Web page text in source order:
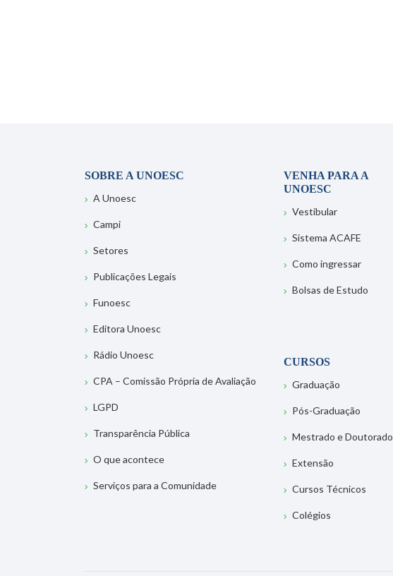
SOBRE A UNOESC
A Unoesc
Campi
Setores
Publicações Legais
Funoesc
Editora Unoesc
Rádio Unoesc
CPA – Comissão Própria de Avaliação
LGPD
Transparência Pública
O que acontece
Serviços para a Comunidade
VENHA PARA A
UNOESC
Vestibular
Sistema ACAFE
Como ingressar
Bolsas de Estudo
CURSOS
Graduação
Pós-Graduação
Mestrado e Doutorado
Extensão
Cursos Técnicos
Colégios